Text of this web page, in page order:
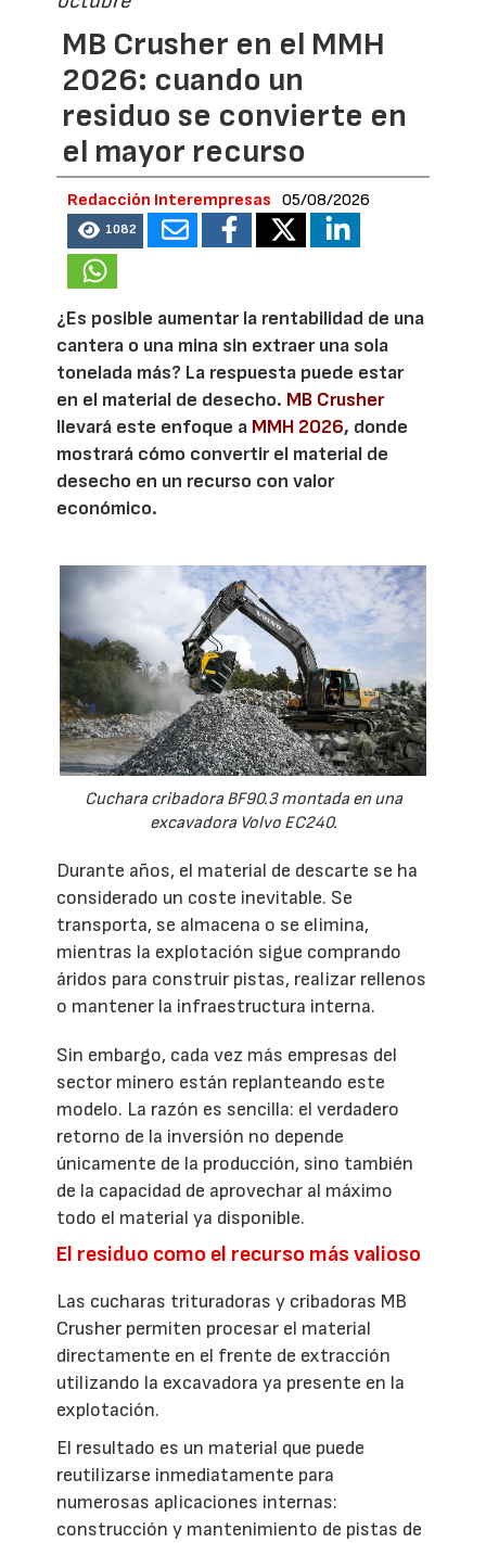
MB Crusher en el MMH
2026: cuando un
residuo se convierte en
el mayor recurso
Redacción Interempresas 05/08/2026
1082
¿Es posible aumentar la rentabilidad de una
cantera o una mina sin extraer una sola
tonelada más? La respuesta puede estar
en el material de desecho. MB Crusher
llevará este enfoque a MMH 2026, donde
mostrará cómo convertir el material de
desecho en un recurso con valor
económico.
Cuchara cribadora BF90.3 montada en una
excavadora Volvo EC240.
Durante años, el material de descarte se ha
considerado un coste inevitable. Se
transporta, se almacena o se elimina,
mientras la explotación sigue comprando
áridos para construir pistas, realizar rellenos
o mantener la infraestructura interna.
Sin embargo, cada vez más empresas del
sector minero están replanteando este
modelo. La razón es sencilla: el verdadero
retorno de la inversión no depende
únicamente de la producción, sino también
de la capacidad de aprovechar al máximo
todo el material ya disponible.
El residuo como el recurso más valioso
Las cucharas trituradoras y cribadoras MB
Crusher permiten procesar el material
directamente en el frente de extracción
utilizando la excavadora ya presente en la
explotación.
El resultado es un material que puede
reutilizarse inmediatamente para
numerosas aplicaciones internas:
construcción y mantenimiento de pistas de